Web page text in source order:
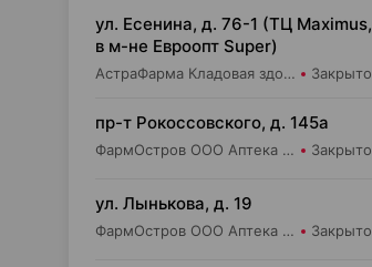
ул. Есенина, д. 76-1 (ТЦ Maximus,
в м-не Евроопт Super)
АстраФарма Кладовая здоровья ООО Аптека №9 Закрыто
пр-т Рокоссовского, д. 145а
ФармОстров ООО Аптека №9 на Рокоссовского Закрыто
ул. Лынькова, д. 19
ФармОстров ООО Аптека №7 на Лынькова Закрыто